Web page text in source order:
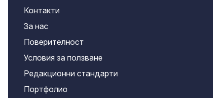
Контакти
За нас
Поверителност
Условия за ползване
Редакционни стандарти
Портфолио